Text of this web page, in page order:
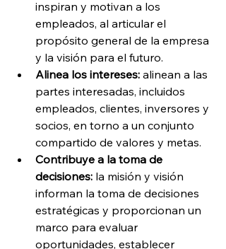
inspiran y motivan a los
empleados, al articular el
propósito general de la empresa
y la visión para el futuro.
Alinea los intereses: alinean a las
partes interesadas, incluidos
empleados, clientes, inversores y
socios, en torno a un conjunto
compartido de valores y metas.
Contribuye a la toma de
decisiones: la misión y visión
informan la toma de decisiones
estratégicas y proporcionan un
marco para evaluar
oportunidades, establecer